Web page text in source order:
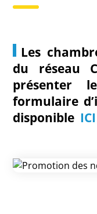
Les
du réseau
présenter
formulaire
disponible ICI